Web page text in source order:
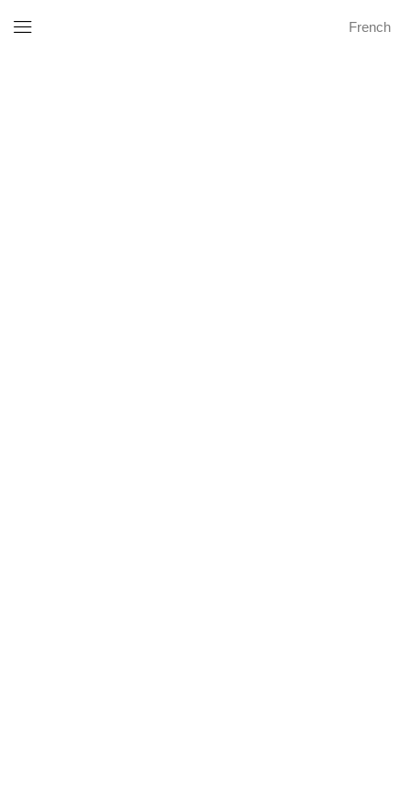
French